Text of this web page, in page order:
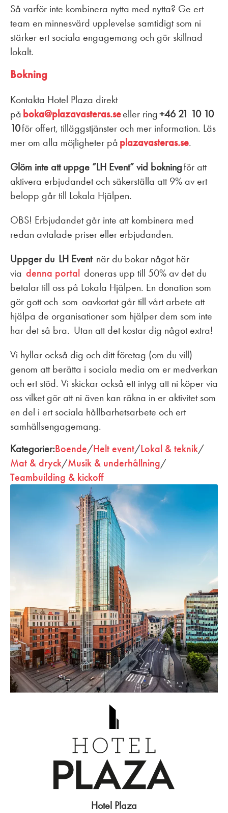
Så varför inte kombinera nytta med nytta? Ge ert
team en minnesvärd upplevelse samtidigt som ni
stärker ert sociala engagemang och gör skillnad
lokalt.
Bokning
Kontakta Hotel Plaza direkt
på boka@plazavasteras.seeller ring+46 21 10 10
10för offert, tilläggstjänster och mer information. Läs
mer om alla möjligheter på plazavasteras.se.
Glöm inte att uppge ”LH Event” vid bokningför att
aktivera erbjudandet och säkerställa att 9% av ert
belopp går till Lokala Hjälpen.
OBS! Erbjudandet går inte att kombinera med
redan avtalade priser eller erbjudanden.
Uppger du LH Eventnär du bokar något här
via denna portal doneras upp till 50% av det du
betalar till oss på Lokala Hjälpen. En donation som
gör gott och som oavkortat går till vårt arbete att
hjälpa de organisationer som hjälper dem som inte
har det så bra. Utan att det kostar dig något extra!
Vi hyllar också dig och ditt företag (om du vill)
genom att berätta i sociala media om er medverkan
och ert stöd. Vi skickar också ett intyg att ni köper via
oss vilket gör att ni även kan räkna in er aktivitet som
en del i ert sociala hållbarhetsarbete och ert
samhällsengagemang.
Kategorier:Boende/Helt event/Lokal & teknik/
Mat & dryck/Musik & underhållning/
Teambuilding & kickoff
Hotel Plaza